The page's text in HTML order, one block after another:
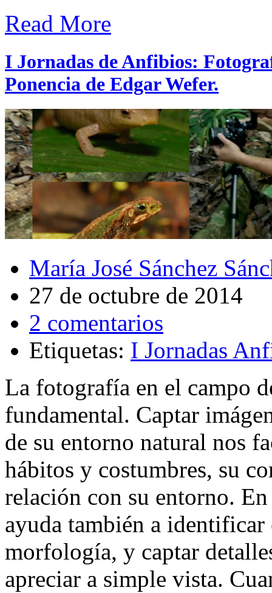
Read More
I Jornadas de Anfibios:
Ponencia de Edgar Wefer.
María José Sánchez
27 de octubre de 2014
2 comentarios
Etiquetas: I Jornadas
La fotografía en el campo
fundamental. Captar
de su entorno natural nos
hábitos y costumbres, su
relación con su entorno.
ayuda también a identificar
morfología, y captar
apreciar a simple vista.